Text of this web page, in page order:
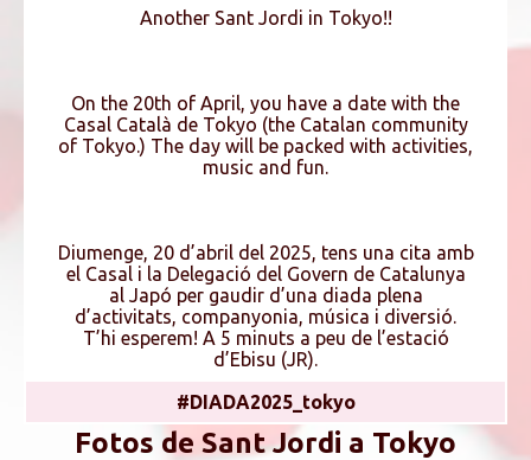
Another Sant Jordi in Tokyo!!
On the 20th of April, you have a date with the
Casal Català de Tokyo (the Catalan community
of Tokyo.) The day will be packed with activities,
music and fun.
Diumenge, 20 d’abril del 2025, tens una cita amb
el Casal i la Delegació del Govern de Catalunya
al Japó per gaudir d’una diada plena
d’activitats, companyonia, música i diversió.
T’hi esperem! A 5 minuts a peu de l’estació
d’Ebisu (JR).
#DIADA2025_tokyo
Fotos de Sant Jordi a Tokyo